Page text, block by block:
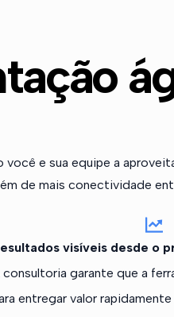
e sua equipe a
de mais conectividade
visíveis desde o
consultoria garante que a
entregar valor rapidamente